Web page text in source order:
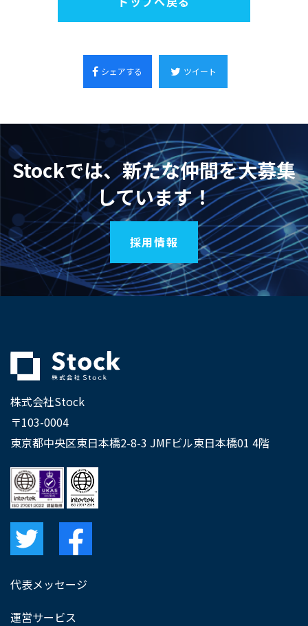
シェアする ツイート
Stockでは、新たな仲間を大募集
しています！
採用情報
株式会社Stock
〒103-0004
東京都中央区東日本橋2-8-3 JMFビル東日本橋01 4階
代表メッセージ
運営サービス